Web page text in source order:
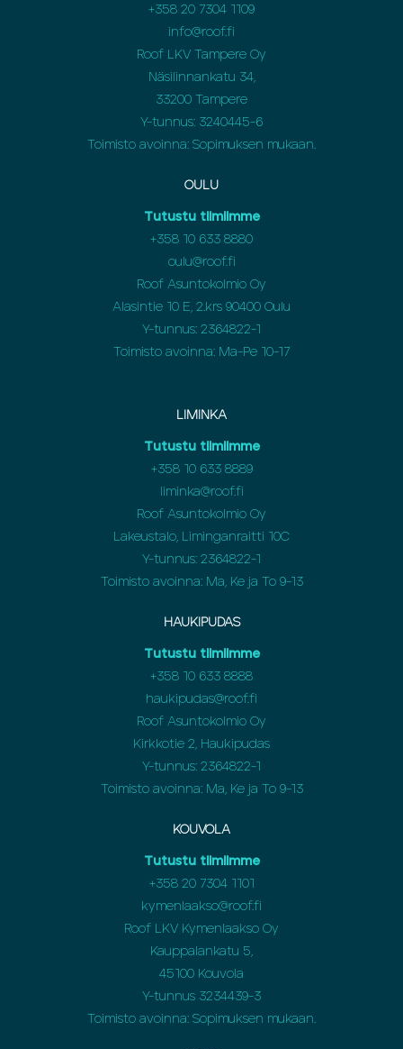
+358 20 7304 1109
info@roof.fi
Roof LKV Tampere Oy
Näsilinnankatu 34,
33200 Tampere
Y-tunnus: 3240445-6
Toimisto avoinna: Sopimuksen mukaan.
OULU
Tutustu tiimiimme
+358 10 633 8880
oulu@roof.fi
Roof Asuntokolmio Oy
Alasintie 10 E, 2.krs 90400 Oulu
Y-tunnus: 2364822-1
Toimisto avoinna: Ma-Pe 10-17
LIMINKA
Tutustu tiimiimme
+35810 633 8889
liminka@roof.fi
Roof Asuntokolmio Oy
Lakeustalo, Liminganraitti 10C
Y-tunnus: 2364822-1
Toimisto avoinna: Ma, Ke ja To 9-13
HAUKIPUDAS
Tutustu tiimiimme
+358 10 633 8888
haukipudas@roof.fi
Roof Asuntokolmio Oy
Kirkkotie 2, Haukipudas
Y-tunnus: 2364822-1
Toimisto avoinna: Ma, Ke ja To 9-13
KOUVOLA
Tutustu tiimiimme
+358 20 7304 1101
kymenlaakso@roof.fi
Roof LKV Kymenlaakso Oy
Kauppalankatu 5,
45100 Kouvola
Y-tunnus 3234439-3
Toimisto avoinna: Sopimuksen mukaan.